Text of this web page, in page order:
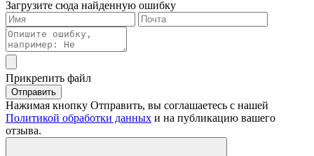
Загрузите сюда найденную ошибку
Прикрепить файл
Отправить
Нажимая кнопку Отправить, вы соглашаетесь с нашей
Политикой обработки данных и на публикацию вашего
отзыва.